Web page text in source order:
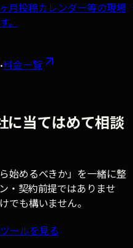
月投稿カレンダー等の現場
。
·料金一覧
に当てはめて相談
始めるべきか」を一緒に整
・契約前提ではありませ
でも構いません。
ールを見る